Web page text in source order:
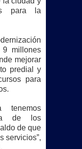
para la
9 millones
mejorar
predial y
para
tenemos
de los
de que
servicios”,